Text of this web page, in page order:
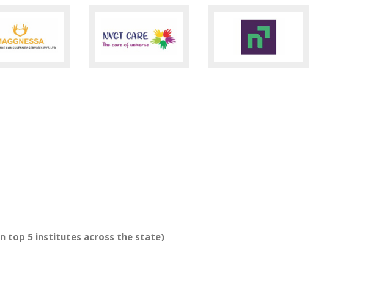
top 5 institutes across the state)